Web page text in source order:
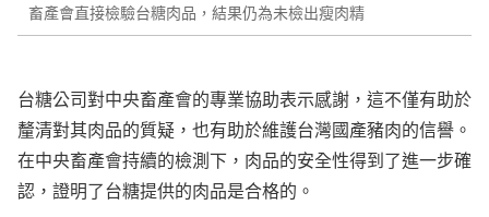
畜產會直接檢驗台糖肉品，結果仍為未檢出瘦肉精
台糖公司對中央畜產會的專業協助表示感謝，這不僅有助於
釐清對其肉品的質疑，也有助於維護台灣國產豬肉的信譽。
在中央畜產會持續的檢測下，肉品的安全性得到了進一步確
認，證明了台糖提供的肉品是合格的。